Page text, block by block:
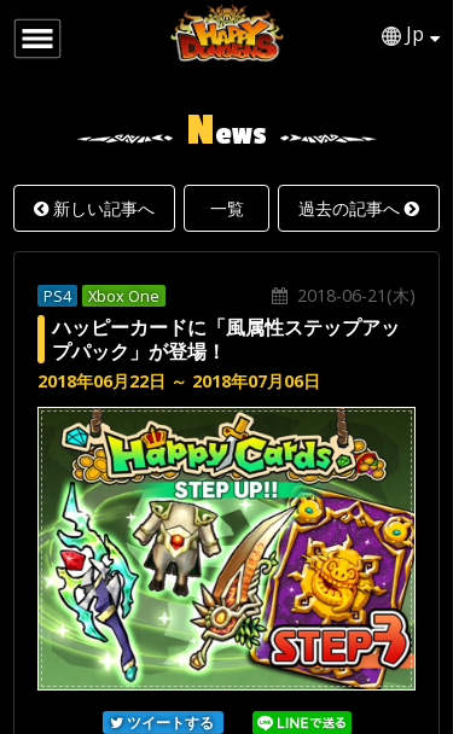
Jp
News
新しい記事へ 過去の記事へ
一覧
PS4 Xbox One 2018-06-21(木)
ハッピーカードに「風属性ステップアッ
プパック」が登場！
2018年06月22日 ～ 2018年07月06日
ツイートする